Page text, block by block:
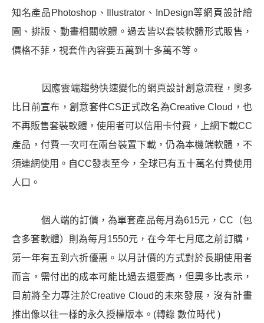
知名產品Photoshop、Illustrator、InDesign等網頁設計繪
圖、排版、動畫相關軟體。過去皆以套裝軟體形式販售，
價格不菲，視套件內容要五萬到十多萬不等。
因應雲端趨勢快速變化的網頁設計創意流程，奧多
比日前宣布，創意套件CS正式改名為Creative Cloud，也
不再販售套裝軟體，使用者可以信用卡付費，上網下載CC
產品，付費一次可在兩台裝置下載，仍為本機端軟體，不
須連網使用。自CC發表至今，全球已有五十萬名付費使用
人口。
個人端的訂價，為單套產品每月為615元，CC（包
含多套軟體）則為每月1550元，在今年七月底之前訂購，
第一年有五到六折優惠。以月計價的方式對於長期使用者
而言，需付出的成本可能比過去還要高，但奧多比表示，
目前將全力專注於Creative Cloud的未來發展，沒有計畫
推出像以往一樣的永久授權版本。(轉錄 數位時代 )